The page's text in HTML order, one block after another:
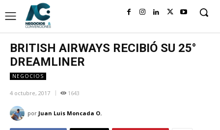
BRITISH AIRWAYS RECIBIÓ SU 25°
DREAMLINER
NEGOCIOS
4 octubre, 2017 1643
por Juan Luis Moncada O.